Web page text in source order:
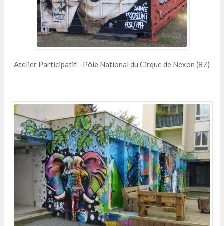
Atelier Participatif - Pôle National du Cirque de Nexon (87)